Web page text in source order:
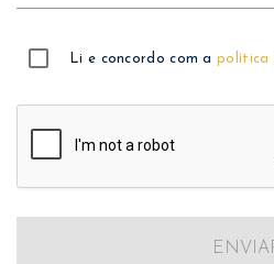
Li e concordo com apolítica